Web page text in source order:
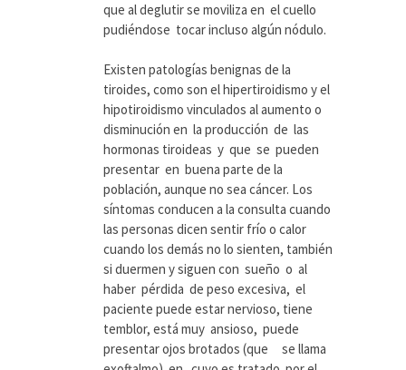
que al deglutir se moviliza en el cuello
pudiéndose tocar incluso algún nódulo.
Existen patologías benignas de la
tiroides, como son el hipertiroidismo y el
hipotiroidismo vinculados al aumento o
disminución en la producción de las
hormonas tiroideas y que se pueden
presentar en buena parte de la
población, aunque no sea cáncer. Los
síntomas conducen a la consulta cuando
las personas dicen sentir frío o calor
cuando los demás no lo sienten, también
si duermen y siguen con sueño o al
haber pérdida de peso excesiva, el
paciente puede estar nervioso, tiene
temblor, está muy ansioso, puede
presentar ojos brotados (que se llama